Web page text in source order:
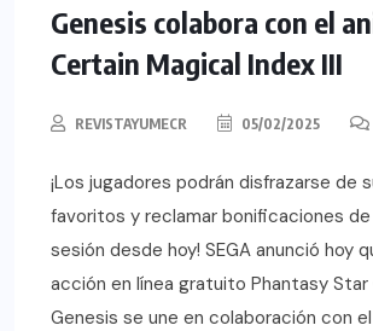
Genesis colabora con el
Certain Magical Index III
REVISTAYUMECR 05/02/2025
¡Los jugadores podrán disfrazarse de
favoritos y reclamar bonificaciones
sesión desde hoy! SEGA anunció hoy
acción en línea gratuito Phantasy Star
Genesis se une en colaboración con